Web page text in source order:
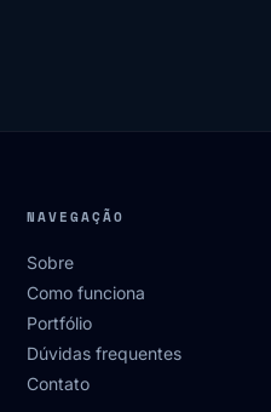
NAVEGAÇÃO
Sobre
Como funciona
Portfólio
Dúvidas frequentes
Contato